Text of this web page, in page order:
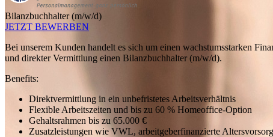
Bilanzbuchhalter (m/w/d)
JETZT BEWERBEN
Bei unserem Kunden handelt es sich um einen wachstumsstarken
und direkter Vermittlung einen Bilanzbuchhalter (m/w/d).
Benefits:
Direktvermittlung in ein unbefristetes Arbeitsverhältnis
Flexible Arbeitszeiten und bis zu 60 % Homeoffice-Option
Gehaltsrahmen bis zu 65.000 €
Zusatzleistungen wie VWL, arbeitgeberfinanzierte